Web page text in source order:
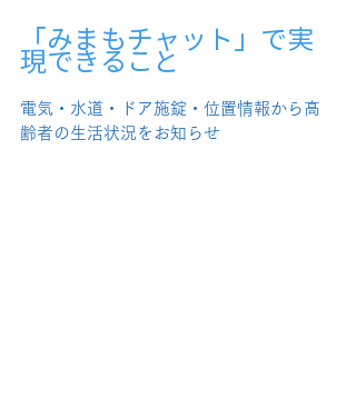
「みまもチャット」で実
現できること
電気・水道・ドア施錠・位置情報から高
齢者の生活状況をお知らせ